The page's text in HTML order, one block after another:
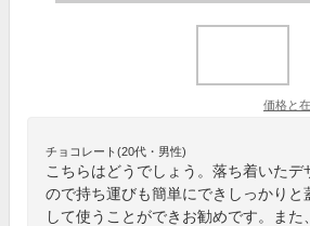
価格と
チョコレート(20代・男性)
こちらはどうでしょう。落ち着いたデ
ので持ち運びも簡単にできしっかりと
して使うことができお勧めです。また